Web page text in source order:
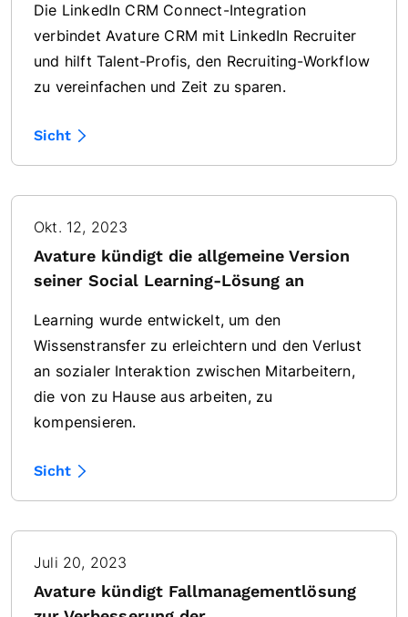
Die LinkedIn CRM Connect-Integration
verbindet Avature CRM mit LinkedIn Recruiter
und hilft Talent-Profis, den Recruiting-Workflow
zu vereinfachen und Zeit zu sparen.
Sicht
Okt. 12, 2023
Avature kündigt die allgemeine Version
seiner Social Learning-Lösung an
Learning wurde entwickelt, um den
Wissenstransfer zu erleichtern und den Verlust
an sozialer Interaktion zwischen Mitarbeitern,
die von zu Hause aus arbeiten, zu
kompensieren.
Sicht
Juli 20, 2023
Avature kündigt Fallmanagementlösung